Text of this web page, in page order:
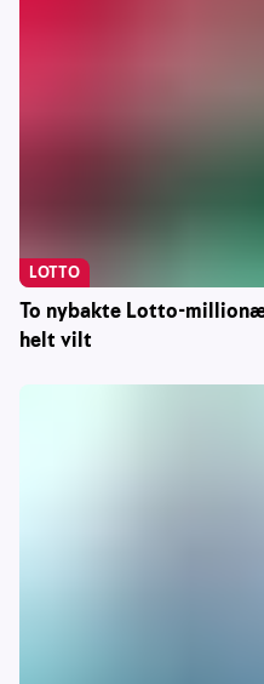
To nybakte Lotto-
helt vilt
LOTTO